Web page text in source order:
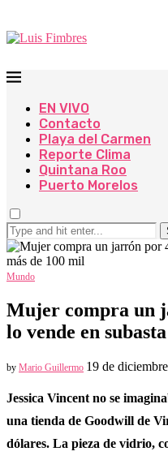
EN VIVO
Contacto
Playa del Carmen
Reporte Clima
Quintana Roo
Puerto Morelos
Mundo
Mujer compra un
lo vende en
by Mario Guillermo 19 de
Jessica Vincent no se
una tienda de Goodwill de
dólares. La pieza de vidrio,